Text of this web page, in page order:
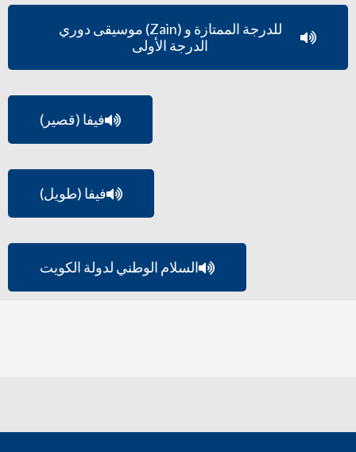
موسيقى دوري (Zain) للدرجة الممتازة و
الدرجة الأولى
فيفا (قصير)
فيفا (طويل)
السلام الوطني لدولة الكويت